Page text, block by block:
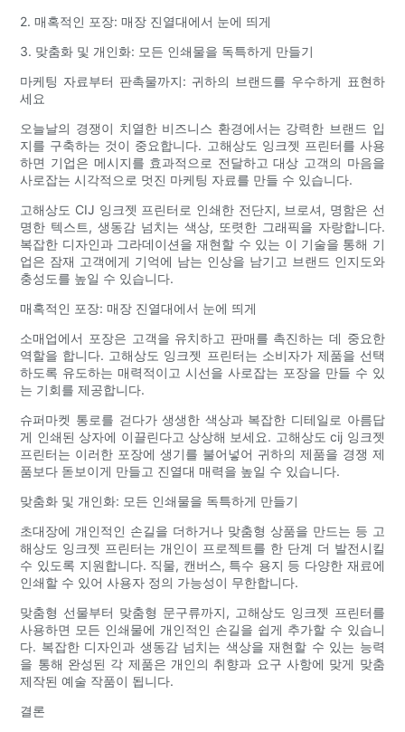
2. 매혹적인 포장: 매장 진열대에서 눈에 띄게
3. 맞춤화 및 개인화: 모든 인쇄물을 독특하게 만들기
마케팅 자료부터 판촉물까지: 귀하의 브랜드를 우수하게 표현하
세요
오늘날의 경쟁이 치열한 비즈니스 환경에서는 강력한 브랜드 입
지를 구축하는 것이 중요합니다. 고해상도 잉크젯 프린터를 사용
하면 기업은 메시지를 효과적으로 전달하고 대상 고객의 마음을
사로잡는 시각적으로 멋진 마케팅 자료를 만들 수 있습니다.
고해상도 CIJ 잉크젯 프린터로 인쇄한 전단지, 브로셔, 명함은 선
명한 텍스트, 생동감 넘치는 색상, 또렷한 그래픽을 자랑합니다.
복잡한 디자인과 그라데이션을 재현할 수 있는 이 기술을 통해 기
업은 잠재 고객에게 기억에 남는 인상을 남기고 브랜드 인지도와
충성도를 높일 수 있습니다.
매혹적인 포장: 매장 진열대에서 눈에 띄게
소매업에서 포장은 고객을 유치하고 판매를 촉진하는 데 중요한
역할을 합니다. 고해상도 잉크젯 프린터는 소비자가 제품을 선택
하도록 유도하는 매력적이고 시선을 사로잡는 포장을 만들 수 있
는 기회를 제공합니다.
슈퍼마켓 통로를 걷다가 생생한 색상과 복잡한 디테일로 아름답
게 인쇄된 상자에 이끌린다고 상상해 보세요. 고해상도 cij 잉크젯
프린터는 이러한 포장에 생기를 불어넣어 귀하의 제품을 경쟁 제
품보다 돋보이게 만들고 진열대 매력을 높일 수 있습니다.
맞춤화 및 개인화: 모든 인쇄물을 독특하게 만들기
초대장에 개인적인 손길을 더하거나 맞춤형 상품을 만드는 등 고
해상도 잉크젯 프린터는 개인이 프로젝트를 한 단계 더 발전시킬
수 있도록 지원합니다. 직물, 캔버스, 특수 용지 등 다양한 재료에
인쇄할 수 있어 사용자 정의 가능성이 무한합니다.
맞춤형 선물부터 맞춤형 문구류까지, 고해상도 잉크젯 프린터를
사용하면 모든 인쇄물에 개인적인 손길을 쉽게 추가할 수 있습니
다. 복잡한 디자인과 생동감 넘치는 색상을 재현할 수 있는 능력
을 통해 완성된 각 제품은 개인의 취향과 요구 사항에 맞게 맞춤
제작된 예술 작품이 됩니다.
결론